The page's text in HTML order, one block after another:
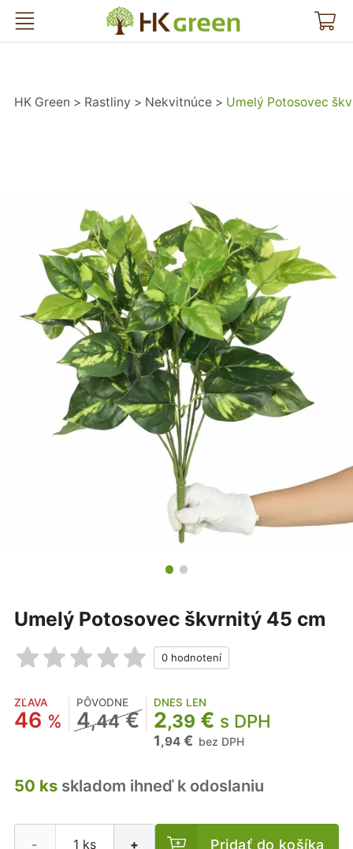
HK Green
HK Green Rastliny Nekvitnúce Umelý Potosovec
Umelý Potosovec škvrnitý 45 cm
ZĽAVA
46 %
PÔVODNE
4,44€
DNES LEN
2,39 € s DPH
1,94€ bez DPH
50 ksskladom ihneď k odoslaniu
- + Pridať do košíka